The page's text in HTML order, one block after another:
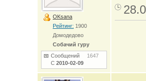
OKsana
Рейтинг: 1900
Домодедово
Собачий гуру
Сообщений 1647
С 2010-02-09